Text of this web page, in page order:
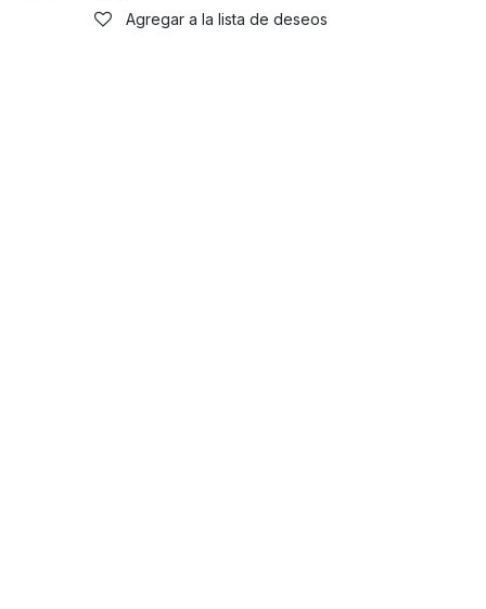
Agregar a la lista de deseos